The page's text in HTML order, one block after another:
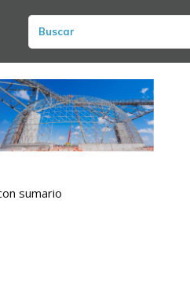
Buscar
sumario
luz